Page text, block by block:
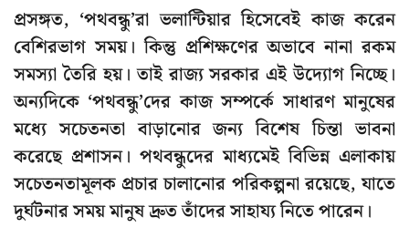
প্রসঙ্গত, ‘পথবন্ধু’রা ভলান্টিয়ার হিসেবেই কাজ করেন
বেশিরভাগ সময়। কিন্তু প্রশিক্ষণের অভাবে নানা রকম
সমস্যা তৈরি হয়। তাই রাজ্য সরকার এই উদ্যোগ নিচ্ছে।
অন্যদিকে ‘পথবন্ধু’দের কাজ সম্পর্কে সাধারণ মানুষের
মধ্যে সচেতনতা বাড়ানোর জন্য বিশেষ চিন্তা ভাবনা
করেছে প্রশাসন। পথবন্ধুদের মাধ্যমেই বিভিন্ন এলাকায়
সচেতনতামূলক প্রচার চালানোর পরিকল্পনা রয়েছে, যাতে
দুর্ঘটনার সময় মানুষ দ্রুত তাঁদের সাহায্য নিতে পারেন।